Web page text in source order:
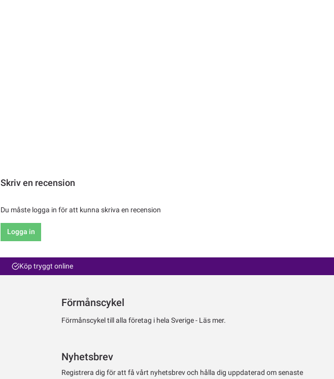
Skriv en recension
Du måste logga in för att kunna skriva en recension
Logga in
Köp tryggt online
Förmånscykel
Förmånscykel till alla företag i hela Sverige - Läs mer.
Nyhetsbrev
Registrera dig för att få vårt nyhetsbrev och hålla dig uppdaterad om senaste